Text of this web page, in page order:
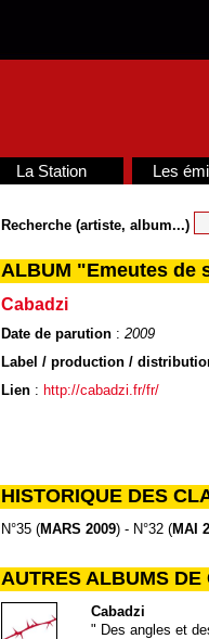
La Station Les
Recherche (artiste, album...)
ALBUM "Emeutes de
Cabadzi
Date de parution: 2009
Label / production /
Lien: http://cabadzi.fr/fr/
HISTORIQUE DES
N°35 (MARS 2009) - N°32 (MAI
AUTRES ALBUMS DE
Cabadzi
" Des angles et